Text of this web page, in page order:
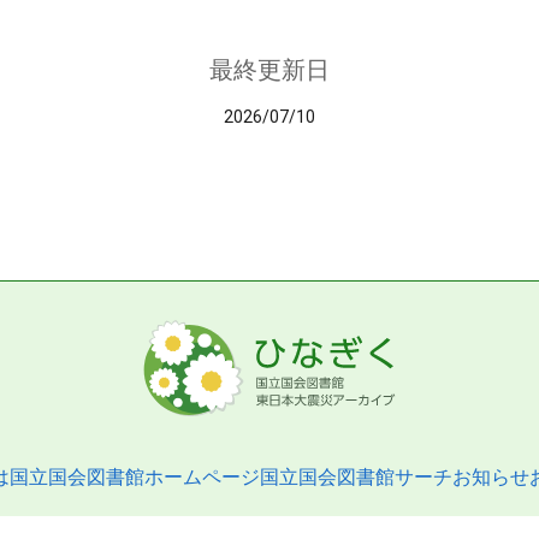
最終更新日
2026/07/10
国立国会図書館ホームページ国立国会図書館サーチお知らせ